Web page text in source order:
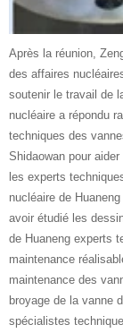
Après la réunion,
des affaires
soutenir le travail de
nucléaire a répondu
techniques des
Shidaowan pour
les experts
nucléaire de
avoir étudié les
de Huaneng experts
maintenance
maintenance des
broyage de la vanne
spécialistes